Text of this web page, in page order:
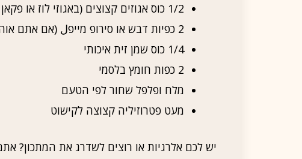
1/2 כוס אגוזים קצוצים (באגוזי לוז או פקאן הכי טעים שיש)
2 כפיות דבש או סירופ מייפل (אם אתם אוהבים מתוק יותר)
1/4 כוס שמן זית איכותי
2 כפות חומץ בלסמי
מלח ופלפל שחור לפי הטעם
מעט פטרוזיליה קצוצה לקישוט
יש לכם אלרגיות או רוצים לשדרג את המתכון?